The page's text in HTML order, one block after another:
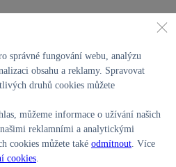
Motors
×
Nové
správné fungování webu, analýzu
obsahu a reklamy. Spravovat
druhů cookies můžete
můžeme informace o užívání našich
reklamními a analytickými
cookies můžete také odmítnout . Více
cookies